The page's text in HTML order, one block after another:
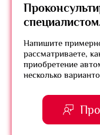
Напишите
рассматриваете,
приобретение
несколько